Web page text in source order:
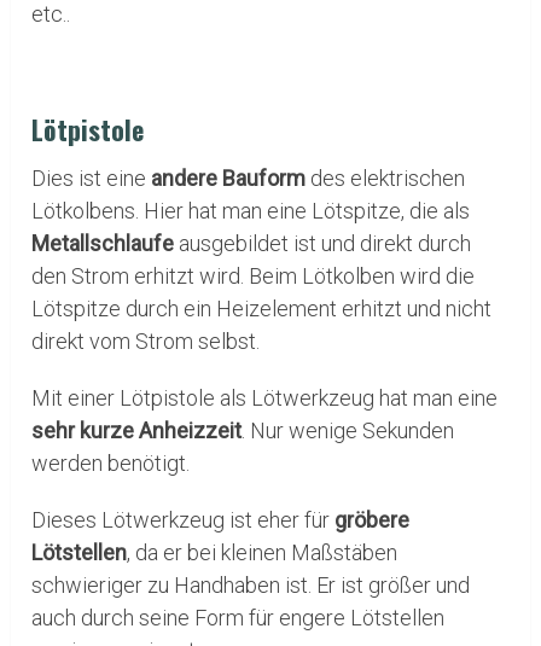
etc..
Lötpistole
Dies ist eine andere Bauform des elektrischen
Lötkolbens. Hier hat man eine Lötspitze, die als
Metallschlaufe ausgebildet ist und direkt durch
den Strom erhitzt wird. Beim Lötkolben wird die
Lötspitze durch ein Heizelement erhitzt und nicht
direkt vom Strom selbst.
Mit einer Lötpistole als Lötwerkzeug hat man eine
sehr kurze Anheizzeit. Nur wenige Sekunden
werden benötigt.
Dieses Lötwerkzeug ist eher für gröbere
Lötstellen, da er bei kleinen Maßstäben
schwieriger zu Handhaben ist. Er ist größer und
auch durch seine Form für engere Lötstellen